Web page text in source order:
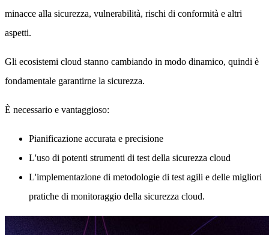
minacce alla sicurezza, vulnerabilità, rischi di conformità e altri
aspetti.
Gli ecosistemi cloud stanno cambiando in modo dinamico, quindi è
fondamentale garantirne la sicurezza.
È necessario e vantaggioso:
Pianificazione accurata e precisione
L'uso di potenti strumenti di test della sicurezza cloud
L'implementazione di metodologie di test agili e delle migliori
pratiche di monitoraggio della sicurezza cloud.